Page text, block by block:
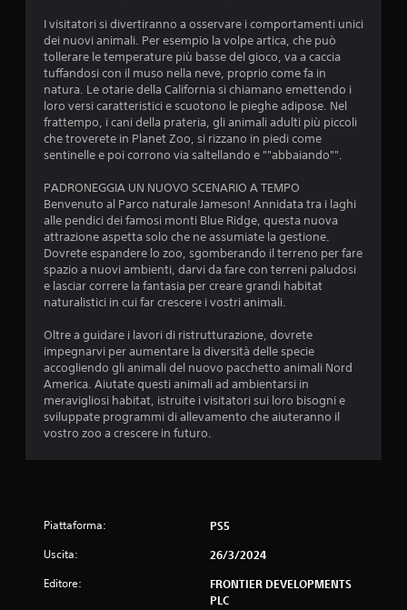
I visitatori si divertiranno a osservare i comportamenti unici
dei nuovi animali. Per esempio la volpe artica, che può
tollerare le temperature più basse del gioco, va a caccia
tuffandosi con il muso nella neve, proprio come fa in
natura. Le otarie della California si chiamano emettendo i
loro versi caratteristici e scuotono le pieghe adipose. Nel
frattempo, i cani della prateria, gli animali adulti più piccoli
che troverete in Planet Zoo, si rizzano in piedi come
sentinelle e poi corrono via saltellando e ""abbaiando"".
PADRONEGGIA UN NUOVO SCENARIO A TEMPO
Benvenuto al Parco naturale Jameson! Annidata tra i laghi
alle pendici dei famosi monti Blue Ridge, questa nuova
attrazione aspetta solo che ne assumiate la gestione.
Dovrete espandere lo zoo, sgomberando il terreno per fare
spazio a nuovi ambienti, darvi da fare con terreni paludosi
e lasciar correre la fantasia per creare grandi habitat
naturalistici in cui far crescere i vostri animali.
Oltre a guidare i lavori di ristrutturazione, dovrete
impegnarvi per aumentare la diversità delle specie
accogliendo gli animali del nuovo pacchetto animali Nord
America. Aiutate questi animali ad ambientarsi in
meravigliosi habitat, istruite i visitatori sui loro bisogni e
sviluppate programmi di allevamento che aiuteranno il
vostro zoo a crescere in futuro.
Piattaforma: PS5
Uscita: 26/3/2024
Editore:
FRONTIER DEVELOPMENTS
PLC